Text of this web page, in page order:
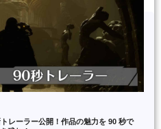
レーラー公開！作品の魅力を 90 秒で